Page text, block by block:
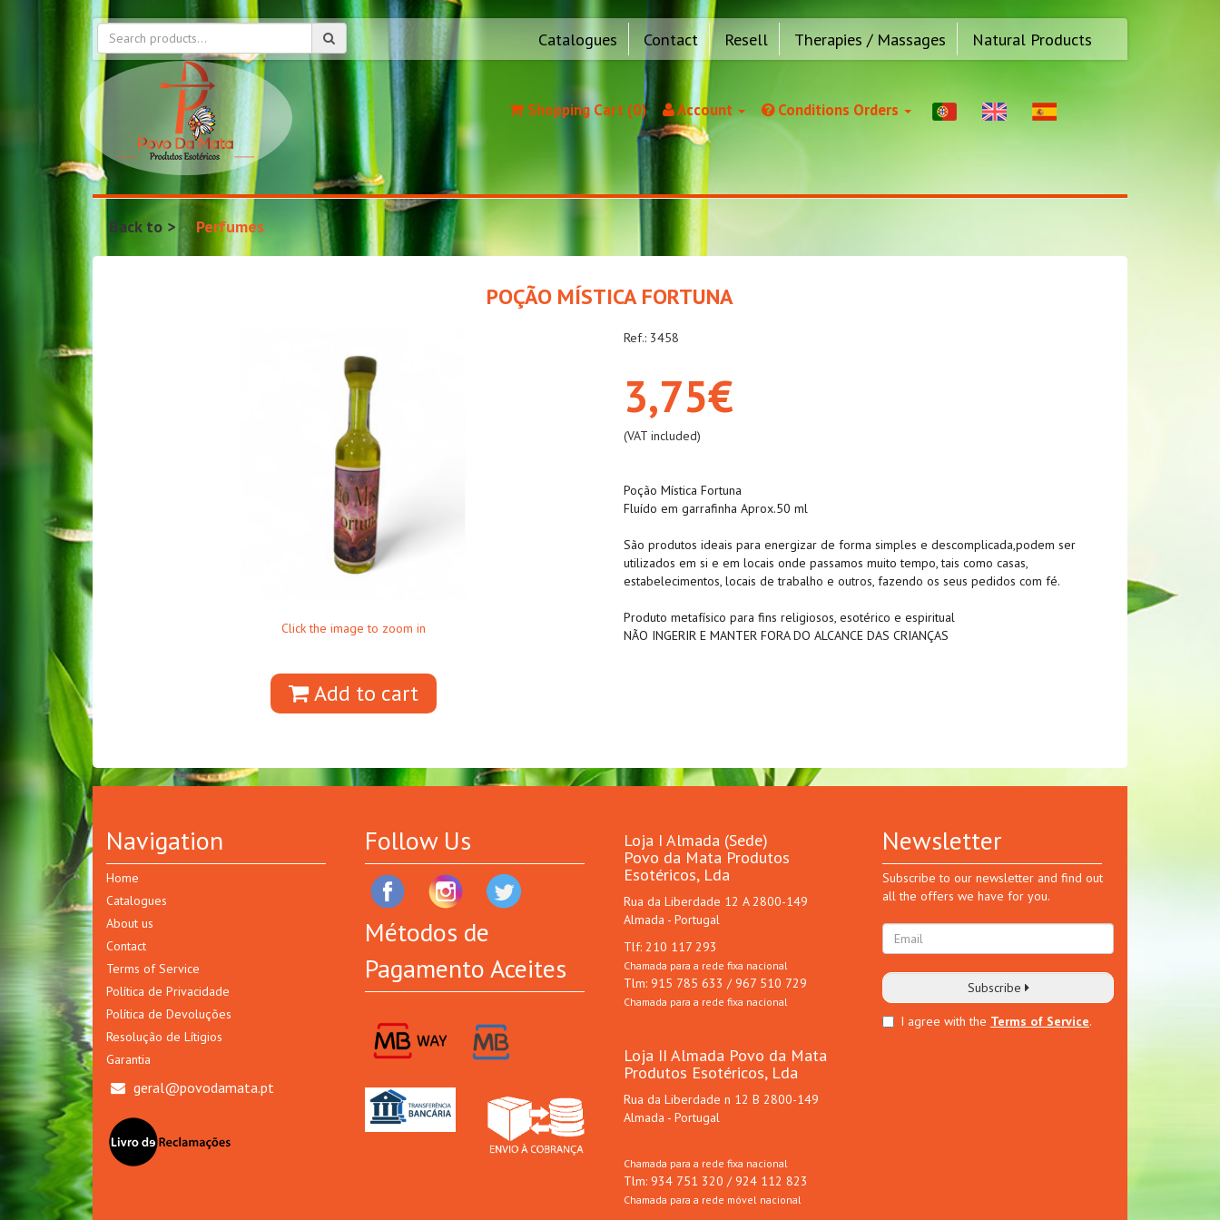
Catalogues Contact Resell Therapies / Massages Natural Products
Shopping Cart (0) Account Conditions Orders
Back to Perfumes
POÇÃO MÍSTICA FORTUNA
Click the image to zoom in
Add to cart
Ref.: 3458
3,75€
(VAT included)
Poção Mística Fortuna
Fluído em garrafinha Aprox.50 ml
São produtos ideais para energizar de forma simples e descomplicada,podem ser
utilizados em si e em locais onde passamos muito tempo, tais como casas,
estabelecimentos, locais de trabalho e outros, fazendo os seus pedidos com fé.
Produto metafísico para fins religiosos, esotérico e espiritual
NÃO INGERIR E MANTER FORA DO ALCANCE DAS CRIANÇAS
Navigation
Home
Catalogues
About us
Contact
Terms of Service
Política de Privacidade
Política de Devoluções
Resolução de Lítigios
Garantia
geral@povodamata.pt
Follow Us
Métodos de
Pagamento Aceites
Loja I Almada (Sede)
Povo da Mata Produtos
Esotéricos, Lda
Rua da Liberdade 12 A 2800-149
Almada - Portugal
Tlf: 210 117 293
Chamada para a rede fixa nacional
Tlm: 915 785 633 / 967 510 729
Chamada para a rede fixa nacional
Loja II Almada Povo da Mata
Produtos Esotéricos, Lda
Rua da Liberdade n 12 B 2800-149
Almada - Portugal
Chamada para a rede fixa nacional
Tlm: 934 751 320 / 924 112 823
Chamada para a rede móvel nacional
Newsletter
Subscribe to our newsletter and find out
all the offers we have for you.
Subscribe
I agree with the Terms of Service.